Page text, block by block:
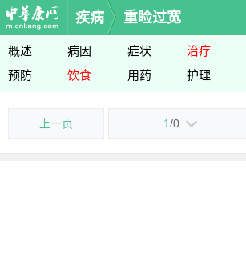
疾病 重睑过宽
概述 病因 症状 治疗
预防
饮食 用药 护理
上一页 1/0